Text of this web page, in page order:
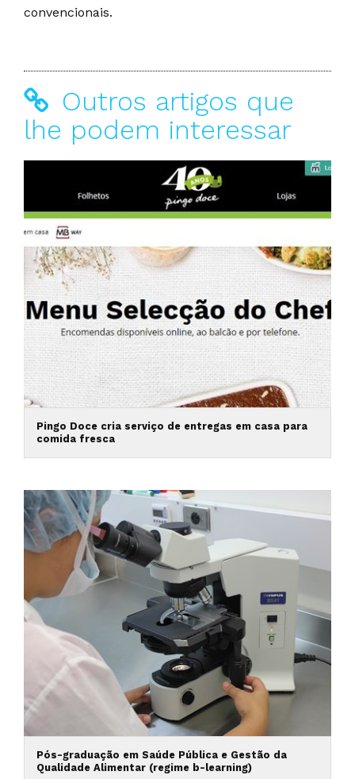
convencionais.
Outros artigos que
lhe podem interessar
Pingo Doce cria serviço de entregas em casa para
comida fresca
Pós-graduação em Saúde Pública e Gestão da
Qualidade Alimentar (regime b-learning)